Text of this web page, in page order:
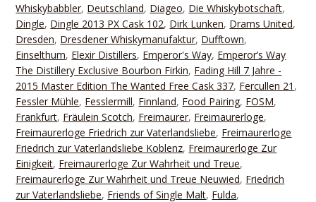
Whiskybabbler, Deutschland, Diageo, Die Whiskybotschaft,
Dingle, Dingle 2013 PX Cask 102, Dirk Lunken, Drams United,
Dresden, Dresdener Whiskymanufaktur, Dufftown,
Einselthum, Elexir Distillers, Emperor's Way, Emperor’s Way
The Distillery Exclusive Bourbon Firkin, Fading Hill 7 Jahre -
2015 Master Edition The Wanted Free Cask 337, Fercullen 21 ,
Fessler Mühle, Fesslermill, Finnland, Food Pairing, FOSM,
Frankfurt, Fräulein Scotch, Freimaurer, Freimaurerloge,
Freimaurerloge Friedrich zur Vaterlandsliebe, Freimaurerloge
Friedrich zur Vaterlandsliebe Koblenz, Freimaurerloge Zur
Einigkeit, Freimaurerloge Zur Wahrheit und Treue,
Freimaurerloge Zur Wahrheit und Treue Neuwied, Friedrich
zur Vaterlandsliebe, Friends of Single Malt, Fulda,